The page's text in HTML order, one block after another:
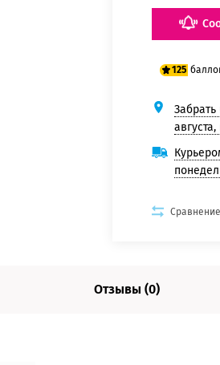
125
100
125
Забрать
Сравнение
Отзывы (0)